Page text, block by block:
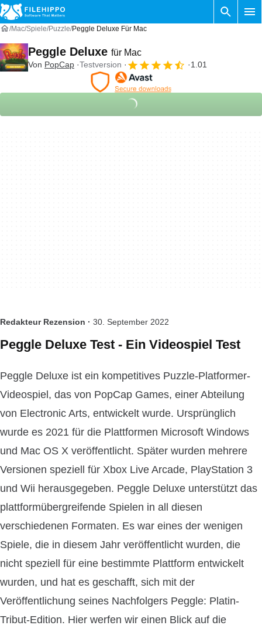
Mac Spiele Puzzle Peggle Deluxe Für Mac
Peggle Deluxe für Mac
Von PopCap Testversion 1.01
Redakteur Rezension · 30. September 2022
Peggle Deluxe Test - Ein Videospiel Test
Peggle Deluxe ist ein kompetitives Puzzle-Platformer-
Videospiel, das von PopCap Games, einer Abteilung
von Electronic Arts, entwickelt wurde. Ursprünglich
wurde es 2021 für die Plattformen Microsoft Windows
und Mac OS X veröffentlicht. Später wurden mehrere
Versionen speziell für Xbox Live Arcade, PlayStation 3
und Wii herausgegeben. Peggle Deluxe unterstützt das
plattformübergreifende Spielen in all diesen
verschiedenen Formaten. Es war eines der wenigen
Spiele, die in diesem Jahr veröffentlicht wurden, die
nicht speziell für eine bestimmte Plattform entwickelt
wurden, und hat es geschafft, sich mit der
Veröffentlichung seines Nachfolgers Peggle: Platin-
Tribut-Edition. Hier werfen wir einen Blick auf die